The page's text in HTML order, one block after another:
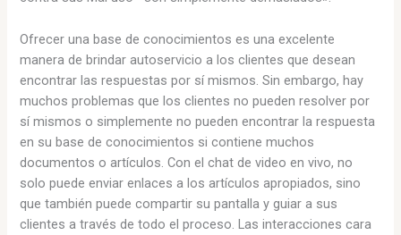
Ofrecer una base de conocimientos es una excelente
manera de brindar autoservicio a los clientes que desean
encontrar las respuestas por sí mismos. Sin embargo, hay
muchos problemas que los clientes no pueden resolver por
sí mismos o simplemente no pueden encontrar la respuesta
en su base de conocimientos si contiene muchos
documentos o artículos. Con el chat de video en vivo, no
solo puede enviar enlaces a los artículos apropiados, sino
que también puede compartir su pantalla y guiar a sus
clientes a través de todo el proceso. Las interacciones cara